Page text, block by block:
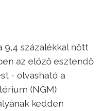
9,4 százalékkal nőtt
az előző esztendő
- olvasható a
(NGM)
kedden